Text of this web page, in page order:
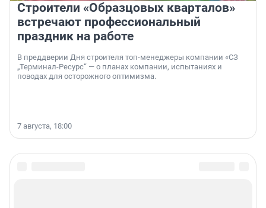
Строители «Образцовых кварталов»
встречают профессиональный
праздник на работе
В преддверии Дня строителя топ-менеджеры компании «СЗ
„Терминал-Ресурс“ — о планах компании, испытаниях и
поводах для осторожного оптимизма.
7 августа, 18:00